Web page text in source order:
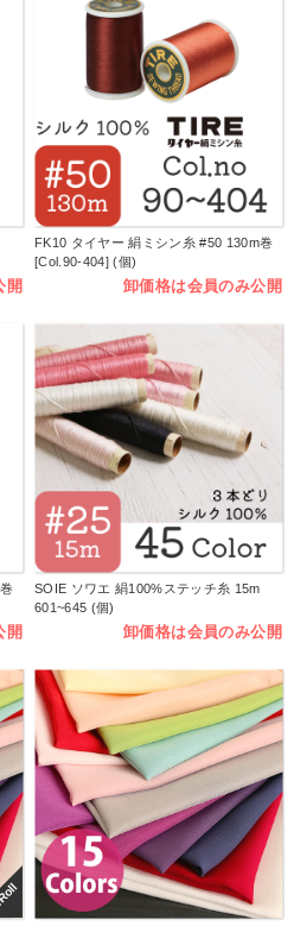
開
FK10 タイヤー 絹ミシン糸 #50 130m巻
[Col.90-404] (個)
卸価格は会員のみ公開
開
SOIE ソワエ 絹100%ステッチ糸 15m
601~645 (個)
卸価格は会員のみ公開